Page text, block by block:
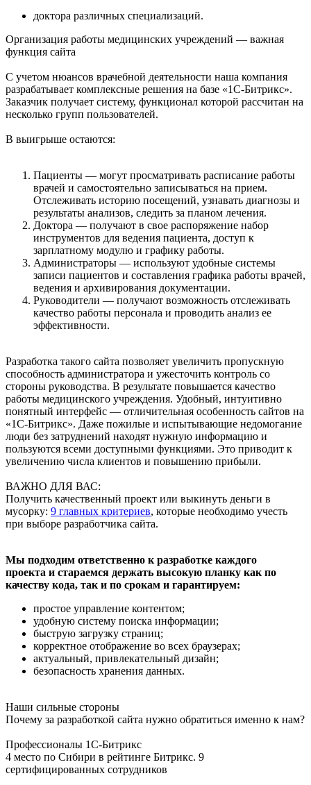
доктора различных специализаций.
Организация работы медицинских учреждений — важная
функция сайта
С учетом нюансов врачебной деятельности наша компания
разрабатывает комплексные решения на базе «1С-Битрикс».
Заказчик получает систему, функционал которой рассчитан на
несколько групп пользователей.
В выигрыше остаются:
Пациенты — могут просматривать расписание работы
врачей и самостоятельно записываться на прием.
Отслеживать историю посещений, узнавать диагнозы и
результаты анализов, следить за планом лечения.
Доктора — получают в свое распоряжение набор
инструментов для ведения пациента, доступ к
зарплатному модулю и графику работы.
Администраторы — используют удобные системы
записи пациентов и составления графика работы врачей,
ведения и архивирования документации.
Руководители — получают возможность отслеживать
качество работы персонала и проводить анализ ее
эффективности.
Разработка такого сайта позволяет увеличить пропускную
способность администратора и ужесточить контроль со
стороны руководства. В результате повышается качество
работы медицинского учреждения. Удобный, интуитивно
понятный интерфейс — отличительная особенность сайтов на
«1С-Битрикс». Даже пожилые и испытывающие недомогание
люди без затруднений находят нужную информацию и
пользуются всеми доступными функциями. Это приводит к
увеличению числа клиентов и повышению прибыли.
ВАЖНО ДЛЯ ВАС:
Получить качественный проект или выкинуть деньги в
мусорку: 9 главных критериев, которые необходимо учесть
при выборе разработчика сайта.
Мы подходим ответственно к разработке каждого
проекта и стараемся держать высокую планку как по
качеству кода, так и по срокам и гарантируем:
простое управление контентом;
удобную систему поиска информации;
быструю загрузку страниц;
корректное отображение во всех браузерах;
актуальный, привлекательный дизайн;
безопасность хранения данных.
Наши сильные стороны
Почему за разработкой сайта нужно обратиться именно к нам?
Профессионалы 1С-Битрикс
4 место по Сибири в рейтинге Битрикс. 9
сертифицированных сотрудников